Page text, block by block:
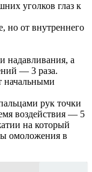
уголков глаз к
но от внутреннего
надавливания, а
— 3 раза.
начальными
рук точки
воздействия — 5
на который
омоложения в